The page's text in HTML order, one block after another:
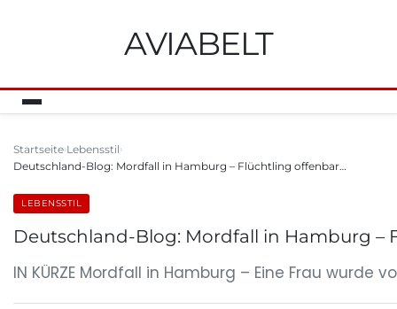
AVIABELT
Startseite Lebensstil
Deutschland-Blog: Mordfall in Hamburg – Flüchtling offenbar…
LEBENSSTIL
Deutschland-Blog: Mordfall in Hamburg
IN KÜRZE Mordfall in Hamburg – Eine Frau